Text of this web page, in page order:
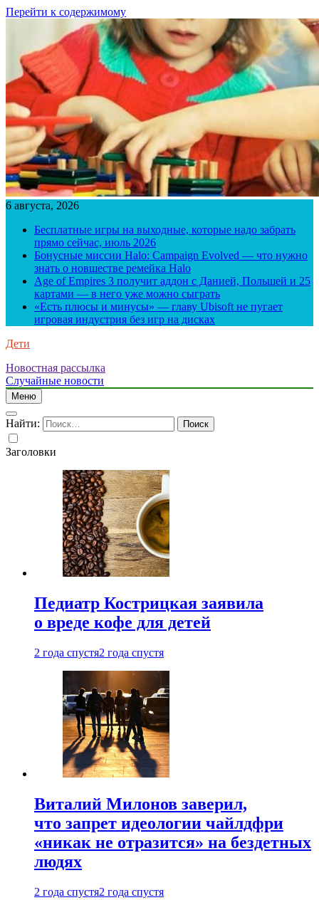
Перейти к содержимому
6 августа, 2026
Бесплатные игры на выходные, которые надо забрать
прямо сейчас, июль 2026
Бонусные миссии Halo: Campaign Evolved — что нужно
знать о новшестве ремейка Halo
Age of Empires 3 получит аддон с Данией, Польшей и 25
картами — в него уже можно сыграть
«Есть плюсы и минусы» — главу Ubisoft не пугает
игровая индустрия без игр на дисках
Дети
Новостная рассылка
Случайные новости
Меню
Найти:
Заголовки
Педиатр Кострицкая заявила
о вреде кофе для детей
2 года спустя2 года спустя
Виталий Милонов заверил,
что запрет идеологии чайлдфри
«никак не отразится» на бездетных
людях
2 года спустя2 года спустя